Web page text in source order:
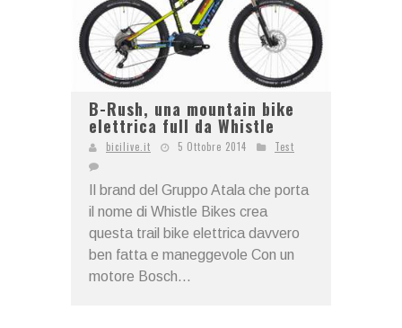
B-Rush, una mountain bike
elettrica full da Whistle
bicilive.it 5 Ottobre 2014 Test
Il brand del Gruppo Atala che porta
il nome di Whistle Bikes crea
questa trail bike elettrica davvero
ben fatta e maneggevole Con un
motore Bosch...